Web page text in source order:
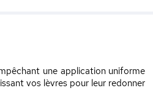
une application uniforme
vos lèvres pour leur redonner